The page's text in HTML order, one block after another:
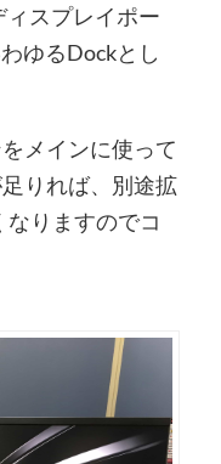
スプレイポー
ゆるDockとし
メインに使って
りれば、別途拡
りますのでコ